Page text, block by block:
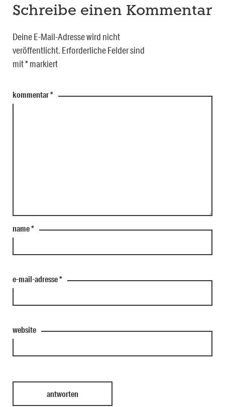
Schreibe einen Kommentar
Deine E-Mail-Adresse wird nicht
veröffentlicht. Erforderliche Felder sind
mit*markiert
kommentar*
name*
e-mail-adresse*
website